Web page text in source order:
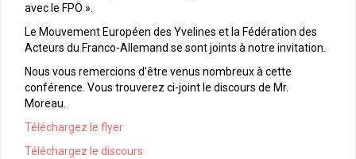
avec le FPÖ ».
Le Mouvement Européen des Yvelines et la Fédération des
Acteurs du Franco-Allemand se sont joints à notre invitation.
Nous vous remercions d’être venus nombreux à cette
conférence. Vous trouverez ci-joint le discours de Mr.
Moreau.
Téléchargez le flyer
Téléchargez le discours